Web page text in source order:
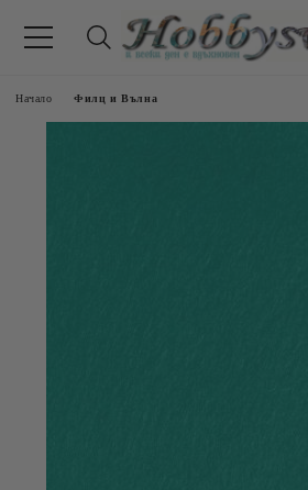
Начало Филц и Вълна